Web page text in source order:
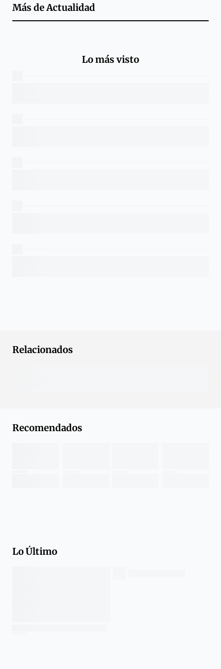
Más deActualidad
Lo más visto
Relacionados
Recomendados
Lo Último